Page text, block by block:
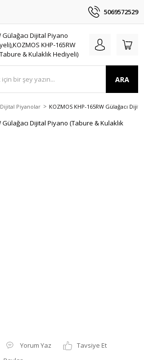
5069572529
ARA
Dijital Piyanolar KOZMOS KHP-165RW Gülağacı
Yorum Yaz
Tavsiye Et